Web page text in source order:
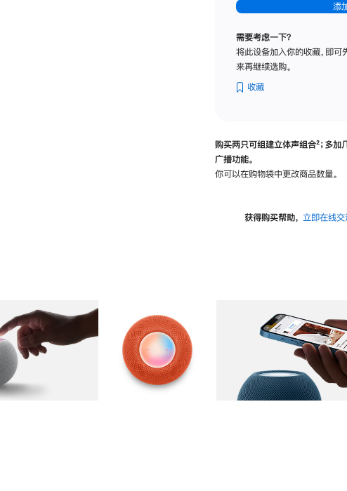
添
需要考虑一下？
将此设备加入你的收藏，即可
来再继续选购。
收藏
购买两只可组建立体声组合脚
²；多加
广播功能。
你可以在购物袋中更改商品数量。
获得购买帮助， 立即在线交
图库 图像 图库 图像 图库 图像